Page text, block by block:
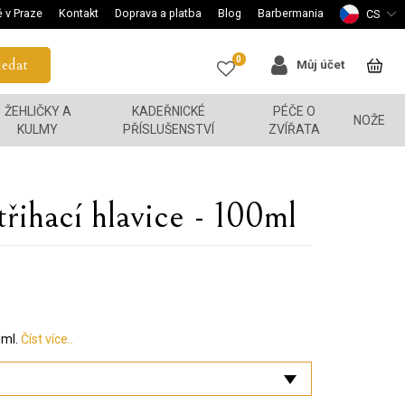
v Praze Kontakt Doprava a platba Blog Barbermania CS
0 Můj účet
ŽEHLIČKY A
KULMY
KADEŘNICKÉ
PŘÍSLUŠENSTVÍ
PÉČE O
ZVÍŘATA
NOŽE
hlavice - 100ml
Číst více..